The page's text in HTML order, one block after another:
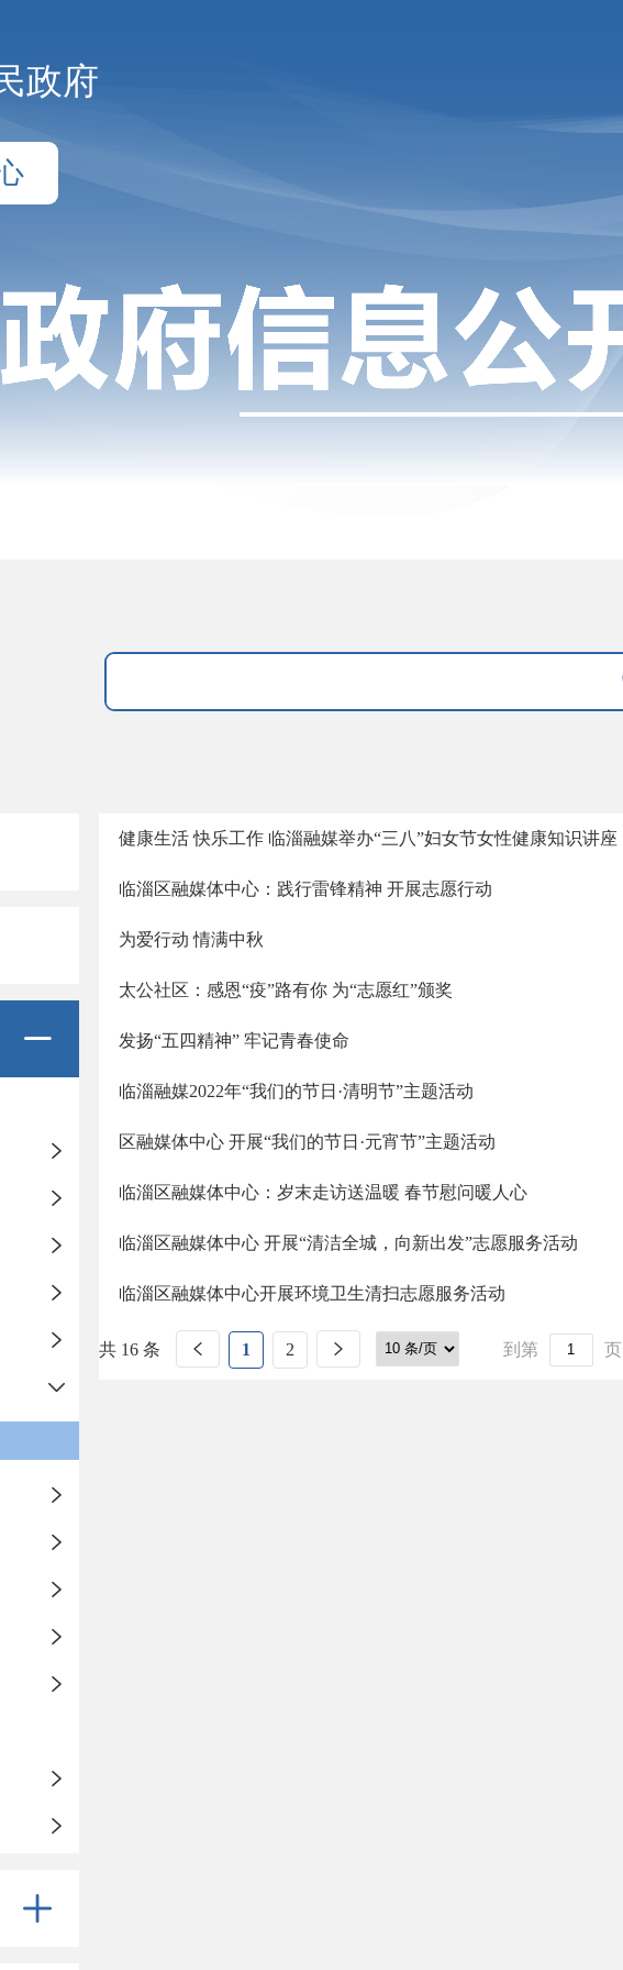
政府
健康生活 快乐工作 临淄融媒举办“三八”妇女节女性健康知识讲座
临淄区融媒体中心：践行雷锋精神 开展志愿行动
为爱行动 情满中秋
太公社区：感恩“疫”路有你 为“志愿红”颁奖
发扬“五四精神” 牢记青春使命
临淄融媒2022年“我们的节日·清明节”主题活动
区融媒体中心 开展“我们的节日·元宵节”主题活动
临淄区融媒体中心：岁末走访送温暖 春节慰问暖人心
临淄区融媒体中心 开展“清洁全城，向新出发”志愿服务活动
临淄区融媒体中心开展环境卫生清扫志愿服务活动
共 16 条 1 2 到第 页